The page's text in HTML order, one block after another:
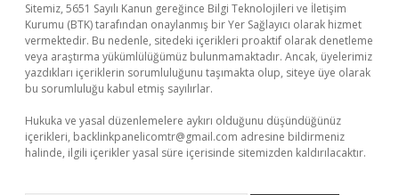
Sitemiz, 5651 Sayılı Kanun gereğince Bilgi Teknolojileri ve İletişim
Kurumu (BTK) tarafından onaylanmış bir Yer Sağlayıcı olarak hizmet
vermektedir. Bu nedenle, sitedeki içerikleri proaktif olarak denetleme
veya araştırma yükümlülüğümüz bulunmamaktadır. Ancak, üyelerimiz
yazdıkları içeriklerin sorumluluğunu taşımakta olup, siteye üye olarak
bu sorumluluğu kabul etmiş sayılırlar.
Hukuka ve yasal düzenlemelere aykırı olduğunu düşündüğünüz
içerikleri, backlinkpanelicomtr@gmail.com adresine bildirmeniz
halinde, ilgili içerikler yasal süre içerisinde sitemizden kaldırılacaktır.